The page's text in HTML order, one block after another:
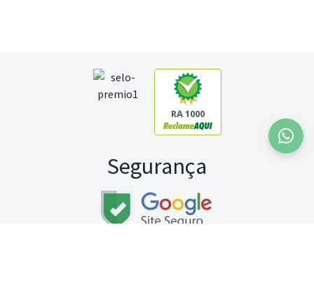
RA 1000
Segurança